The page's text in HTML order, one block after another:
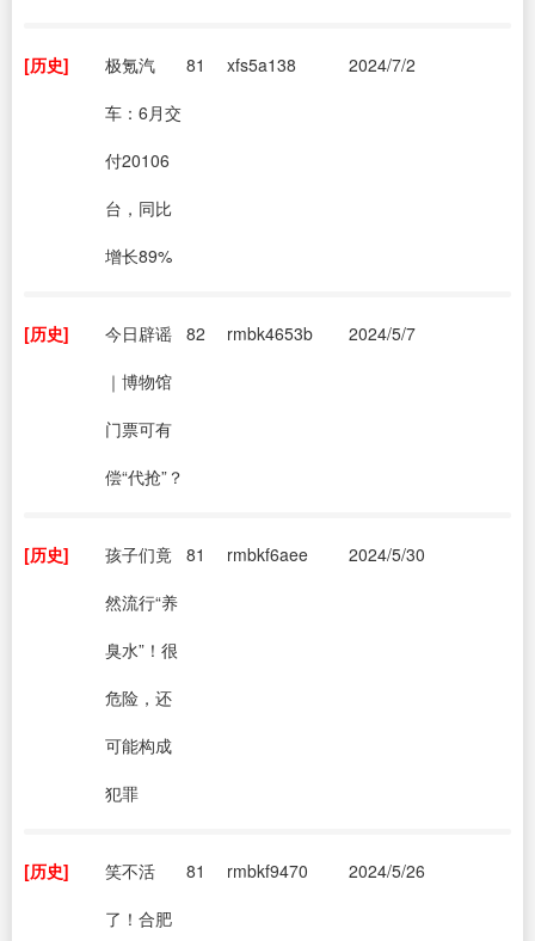
[历史]
极氪汽
车：6月交
付20106
台，同比
增长89%
81 xfs5a138 2024/7/2
[历史]
今日辟谣
｜博物馆
门票可有
偿“代抢”？
82 rmbk4653b 2024/5/7
[历史]
孩子们竟
然流行“养
臭水”！很
危险，还
可能构成
犯罪
81 rmbkf6aee 2024/5/30
[历史]
笑不活
了！合肥
81 rmbkf9470 2024/5/26